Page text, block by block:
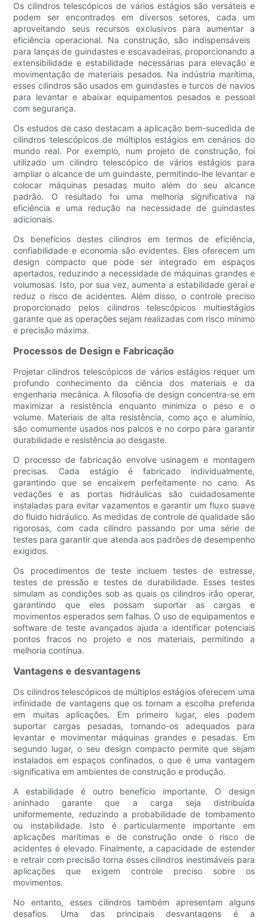
Os cilindros telescópicos de vários estágios são versáteis e
podem ser encontrados em diversos setores, cada um
aproveitando seus recursos exclusivos para aumentar a
eficiência operacional. Na construção, são indispensáveis ​​
para lanças de guindastes e escavadeiras, proporcionando a
extensibilidade e estabilidade necessárias para elevação e
movimentação de materiais pesados. Na indústria marítima,
esses cilindros são usados ​​em guindastes e turcos de navios
para levantar e abaixar equipamentos pesados ​​e pessoal
com segurança.
Os estudos de caso destacam a aplicação bem-sucedida de
cilindros telescópicos de múltiplos estágios em cenários do
mundo real. Por exemplo, num projeto de construção, foi
utilizado um cilindro telescópico de vários estágios para
ampliar o alcance de um guindaste, permitindo-lhe levantar e
colocar máquinas pesadas muito além do seu alcance
padrão. O resultado foi uma melhoria significativa na
eficiência e uma redução na necessidade de guindastes
adicionais.
Os benefícios destes cilindros em termos de eficiência,
confiabilidade e economia são evidentes. Eles oferecem um
design compacto que pode ser integrado em espaços
apertados, reduzindo a necessidade de máquinas grandes e
volumosas. Isto, por sua vez, aumenta a estabilidade geral e
reduz o risco de acidentes. Além disso, o controle preciso
proporcionado pelos cilindros telescópicos multiestágios
garante que as operações sejam realizadas com risco mínimo
e precisão máxima.
Processos de Design e Fabricação
Projetar cilindros telescópicos de vários estágios requer um
profundo conhecimento da ciência dos materiais e da
engenharia mecânica. A filosofia de design concentra-se em
maximizar a resistência enquanto minimiza o peso e o
volume. Materiais de alta resistência, como aço e alumínio,
são comumente usados ​​nos palcos e no corpo para garantir
durabilidade e resistência ao desgaste.
O processo de fabricação envolve usinagem e montagem
precisas. Cada estágio é fabricado individualmente,
garantindo que se encaixem perfeitamente no cano. As
vedações e as portas hidráulicas são cuidadosamente
instaladas para evitar vazamentos e garantir um fluxo suave
do fluido hidráulico. As medidas de controle de qualidade são
rigorosas, com cada cilindro passando por uma série de
testes para garantir que atenda aos padrões de desempenho
exigidos.
Os procedimentos de teste incluem testes de estresse,
testes de pressão e testes de durabilidade. Esses testes
simulam as condições sob as quais os cilindros irão operar,
garantindo que eles possam suportar as cargas e
movimentos esperados sem falhas. O uso de equipamentos e
software de teste avançados ajuda a identificar potenciais
pontos fracos no projeto e nos materiais, permitindo a
melhoria contínua.
Vantagens e desvantagens
Os cilindros telescópicos de múltiplos estágios oferecem uma
infinidade de vantagens que os tornam a escolha preferida
em muitas aplicações. Em primeiro lugar, eles podem
suportar cargas pesadas, tornando-os adequados para
levantar e movimentar máquinas grandes e pesadas. Em
segundo lugar, o seu design compacto permite que sejam
instalados em espaços confinados, o que é uma vantagem
significativa em ambientes de construção e produção.
A estabilidade é outro benefício importante. O design
aninhado garante que a carga seja distribuída
uniformemente, reduzindo a probabilidade de tombamento
ou instabilidade. Isto é particularmente importante em
aplicações marítimas e de construção onde o risco de
acidentes é elevado. Finalmente, a capacidade de estender
e retrair com precisão torna esses cilindros inestimáveis ​​para
aplicações que exigem controle preciso sobre os
movimentos.
No entanto, esses cilindros também apresentam alguns
desafios. Uma das principais desvantagens é a